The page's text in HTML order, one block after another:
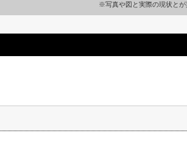
※写真や図と実際の現状とが